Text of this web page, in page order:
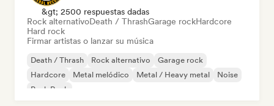
&gt; 2500 respuestas dadas
Rock alternativoDeath / ThrashGarage rockHardcore
Hard rock
Firmar artistas o lanzar su música
Death / Thrash Rock alternativo
Garage rock
Hardcore
Metal melódico Metal / Heavy metal
Noise
Punk Rock